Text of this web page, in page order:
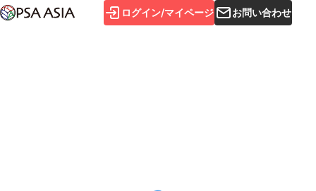
ログイン/マイページ お問い合わせ